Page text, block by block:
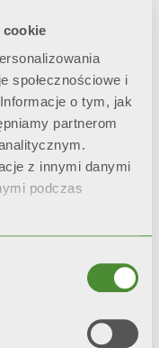
społecznościowe i
o tym, jak
partnerom
z innymi danymi
podczas
Ma swoje
Dbałość o